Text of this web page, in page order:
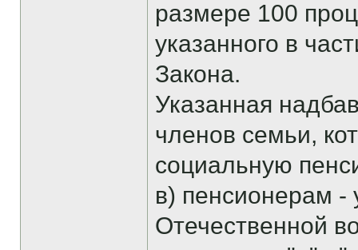
размере 100
указанного в
Закона.
Указанная
членов семьи,
социальную
в) пенсионерам -
Отечественной